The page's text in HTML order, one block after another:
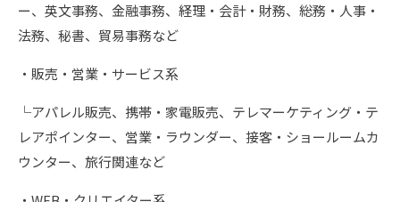
ー、英文事務、金融事務、経理・会計・財務、総務・人事・
法務、秘書、貿易事務など
・販売・営業・サービス系
└アパレル販売、携帯・家電販売、テレマーケティング・テ
レアポインター、営業・ラウンダー、接客・ショールームカ
ウンター、旅行関連など